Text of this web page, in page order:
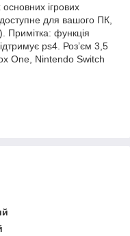
основних ігрових
для вашого ПК,
функція
ps4. Роз’єм 3,5
One, Nintendo Switch